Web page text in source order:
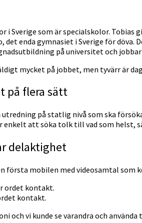
i Sverige som är specialskolor. Tobias
det enda gymnasiet i Sverige för
på universitet och
mycket på jobbet, men tyvärr är
på flera sätt
på statlig nivå som ska
enkelt att söka tolk till vad som helst,
delaktighet
första mobilen med videosamtal som
kontakt.
och vi kunde se varandra och